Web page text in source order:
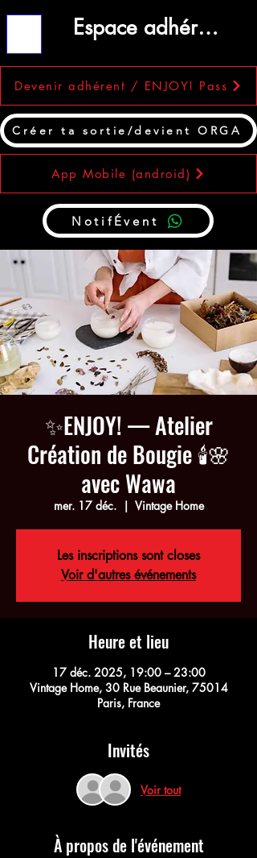
Devenir adhérent / ENJOY! Pass
Créer ta sortie/devient ORGA
Espace adhérent
NotifÉvent
App Mobile (android)
✨ENJOY! — Atelier
Création de Bougie 🕯🌸
avec Wawa
mer. 17 déc.
  |
Vintage Home
Les inscriptions sont closes
Voir d'autres événements
Heure et lieu
17 déc. 2025, 19:00 – 23:00
Vintage Home, 30 Rue Beaunier, 75014
Paris, France
Invités
Voir tout
À propos de l'événement